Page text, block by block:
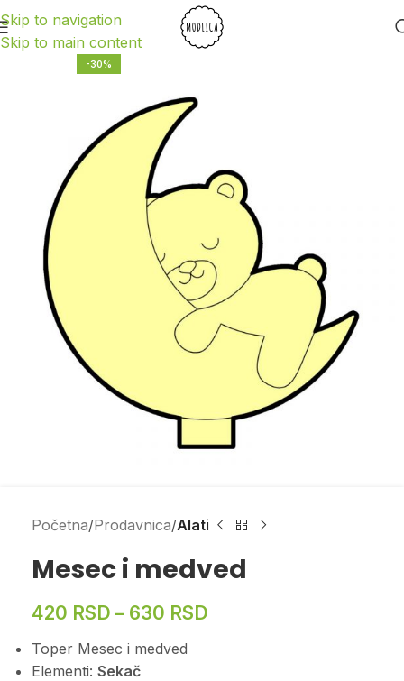
Skip to navigation
Skip to main content
-30%
Početna Prodavnica Alati
Mesec i medved
420 RSD – 630 RSD
Toper Mesec i medved
Elementi: Sekač